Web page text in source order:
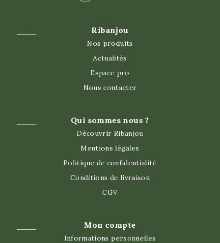
Ribanjou
Nos produits
Actualités
Espace pro
Nous contacter
Qui sommes nous ?
Découvrir Ribanjou
Mentions légales
Politique de confidentialité
Conditions de livraison
CGV
Mon compte
Informations personnelles